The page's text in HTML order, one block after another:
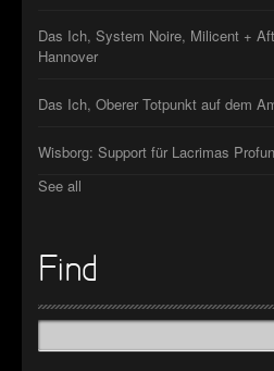
Das Ich, System Noire, Milicent +
Hannover
Das Ich, Oberer Totpunkt auf dem
Wisborg: Support für Lacrimas
See all
Find
Suchen
nach: